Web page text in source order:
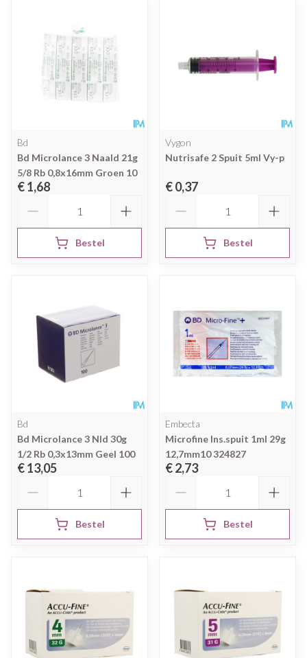
Bd
Bd Microlance 3 Naald 21g
5/8 Rb 0,8x16mm Groen 10
€ 1,68
Bestel
Vygon
Nutrisafe 2 Spuit 5ml Vy-p
€ 0,37
Bestel
Bd
Bd Microlance 3 Nld 30g
1/2 Rb 0,3x13mm Geel 100
€ 13,05
Bestel
Embecta
Microfine Ins.spuit 1ml 29g
12,7mm10 324827
€ 2,73
Bestel